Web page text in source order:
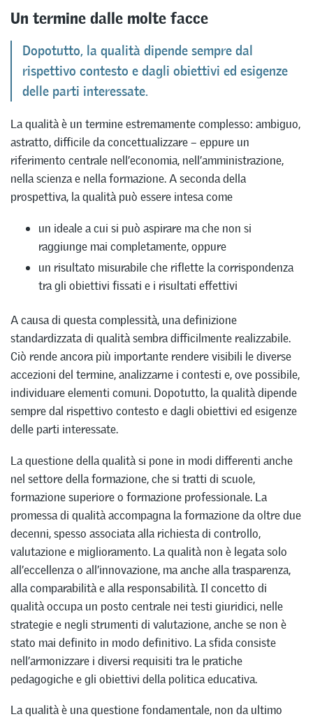
Un termine dalle molte facce
Dopotutto, la qualità dipende sempre dal
rispettivo contesto e dagli obiettivi ed esigenze
delle parti interessate.
La qualità è un termine estremamente complesso: ambiguo,
astratto, difficile da concettualizzare – eppure un
riferimento centrale nell’economia, nell’amministrazione,
nella scienza e nella formazione. A seconda della
prospettiva, la qualità può essere intesa come
un ideale a cui si può aspirare ma che non si
raggiunge mai completamente, oppure
un risultato misurabile che riflette la corrispondenza
tra gli obiettivi fissati e i risultati effettivi
A causa di questa complessità, una definizione
standardizzata di qualità sembra difficilmente realizzabile.
Ciò rende ancora più importante rendere visibili le diverse
accezioni del termine, analizzarne i contesti e, ove possibile,
individuare elementi comuni. Dopotutto, la qualità dipende
sempre dal rispettivo contesto e dagli obiettivi ed esigenze
delle parti interessate.
La questione della qualità si pone in modi differenti anche
nel settore della formazione, che si tratti di scuole,
formazione superiore o formazione professionale. La
promessa di qualità accompagna la formazione da oltre due
decenni, spesso associata alla richiesta di controllo,
valutazione e miglioramento. La qualità non è legata solo
all’eccellenza o all’innovazione, ma anche alla trasparenza,
alla comparabilità e alla responsabilità. Il concetto di
qualità occupa un posto centrale nei testi giuridici, nelle
strategie e negli strumenti di valutazione, anche se non è
stato mai definito in modo definitivo. La sfida consiste
nell’armonizzare i diversi requisiti tra le pratiche
pedagogiche e gli obiettivi della politica educativa.
La qualità è una questione fondamentale, non da ultimo